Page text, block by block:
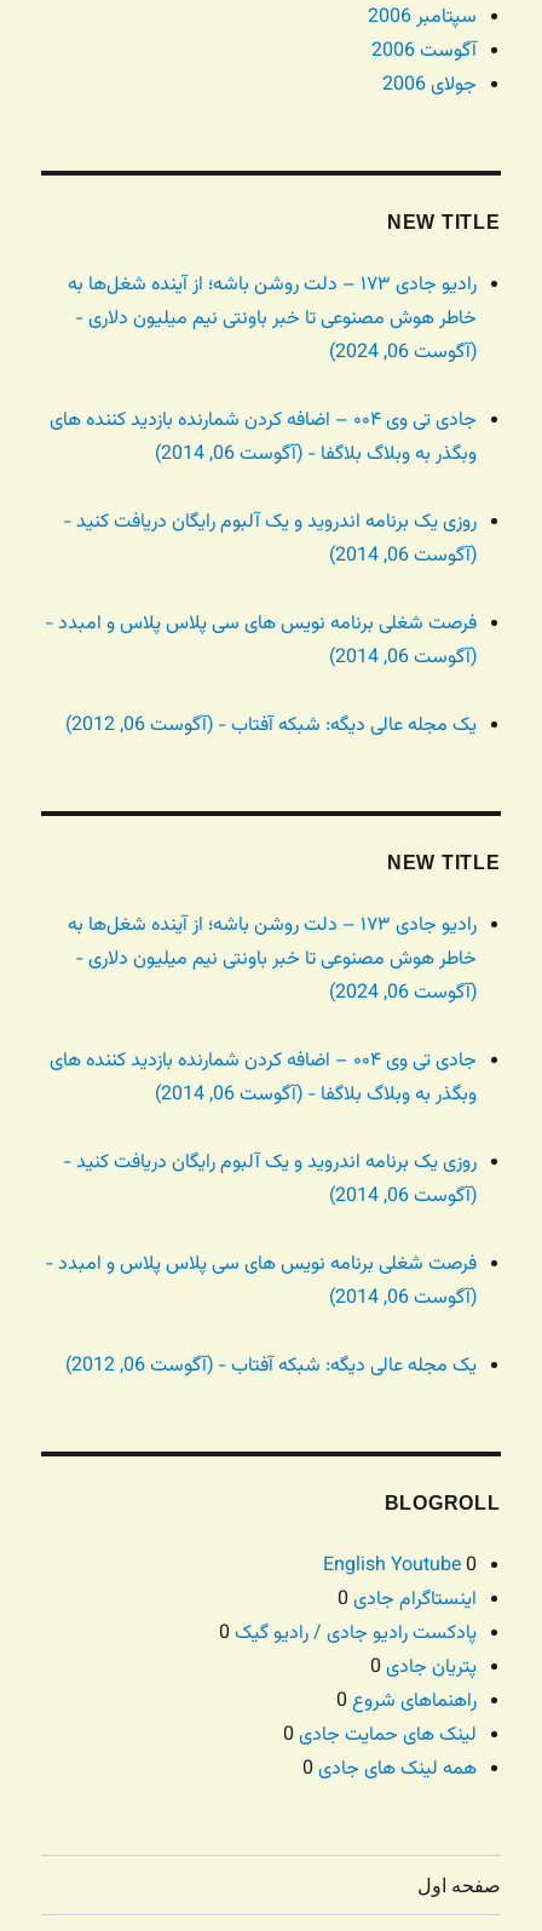
سپتامبر 2006
آگوست 2006
جولای 2006
NEW TITLE
رادیو جادی ۱۷۳ – دلت روشن باشه؛ از آینده شغل‌ها به
خاطر هوش مصنوعی تا خبر باونتی نیم میلیون دلاری -
(آگوست 06, 2024)
جادی تی وی ۰۰۴ – اضافه کردن شمارنده بازدید کننده های
وبگذر به وبلاگ بلاگفا - (آگوست 06, 2014)
روزی یک برنامه اندروید و یک آلبوم رایگان دریافت کنید -
(آگوست 06, 2014)
فرصت شغلی برنامه نویس های سی پلاس پلاس و امبدد -
(آگوست 06, 2014)
یک مجله عالی دیگه: شبکه آفتاب - (آگوست 06, 2012)
NEW TITLE
رادیو جادی ۱۷۳ – دلت روشن باشه؛ از آینده شغل‌ها به
خاطر هوش مصنوعی تا خبر باونتی نیم میلیون دلاری -
(آگوست 06, 2024)
جادی تی وی ۰۰۴ – اضافه کردن شمارنده بازدید کننده های
وبگذر به وبلاگ بلاگفا - (آگوست 06, 2014)
روزی یک برنامه اندروید و یک آلبوم رایگان دریافت کنید -
(آگوست 06, 2014)
فرصت شغلی برنامه نویس های سی پلاس پلاس و امبدد -
(آگوست 06, 2014)
یک مجله عالی دیگه: شبکه آفتاب - (آگوست 06, 2012)
BLOGROLL
English Youtube0
اینستاگرام جادی
پادکست رادیو جادی / رادیو گیک
پتریان جادی
راهنماهای شروع
لینک های حمایت جادی
همه لینک های جادی
صفحه اول